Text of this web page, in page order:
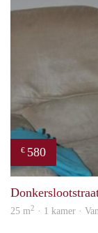
€ 580
25 m2 · 1 kamer ·